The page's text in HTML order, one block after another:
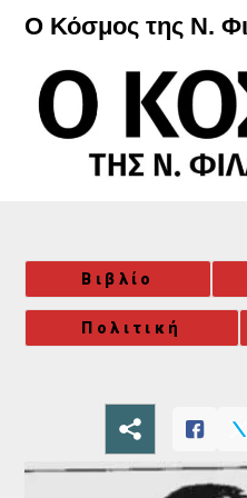
Μετάβαση
περιεχόμενο
Ο Κόσμος της Ν.
Βιβλίο
Πολιτική